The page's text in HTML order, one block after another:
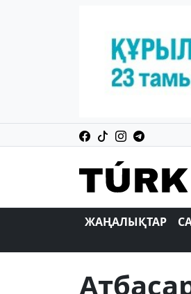
ЖАҢАЛЫҚТАР